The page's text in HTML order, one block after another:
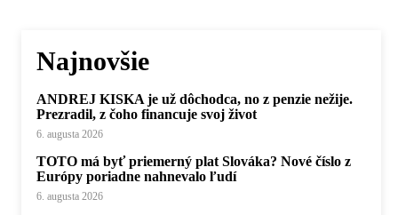
Najnovšie
ANDREJ KISKA je už dôchodca, no z penzie nežije.
Prezradil, z čoho financuje svoj život
6. augusta 2026
TOTO má byť priemerný plat Slováka? Nové číslo z
Európy poriadne nahnevalo ľudí
6. augusta 2026